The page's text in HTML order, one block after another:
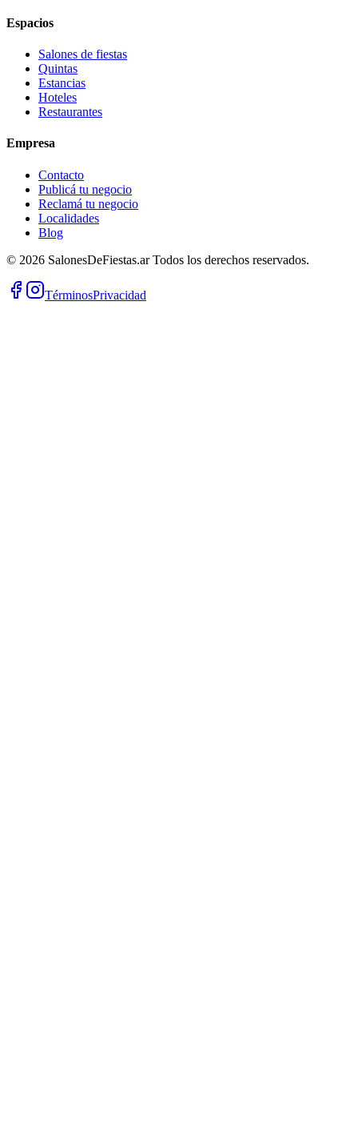
Espacios
Salones de fiestas
Quintas
Estancias
Hoteles
Restaurantes
Empresa
Contacto
Publicá tu negocio
Reclamá tu negocio
Localidades
Blog
© 2026 SalonesDeFiestas.arTodos los derechos reservados.
TérminosPrivacidad